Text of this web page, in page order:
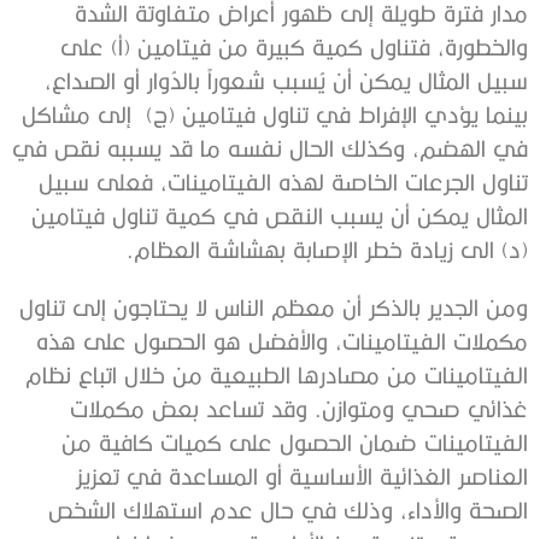
مدار فترة طويلة إلى ظهور أعراض متفاوتة الشدة
والخطورة، فتناول كمية كبيرة من فيتامين (أ) على
سبيل المثال يمكن أن يُسبب شعوراً بالدُوار أو الصداع،
بينما يؤدي الإفراط في تناول فيتامين (ج) إلى مشاكل
في الهضم، وكذلك الحال نفسه ما قد يسببه نقص في
تناول الجرعات الخاصة لهذه الفيتامينات، فعلى سبيل
المثال يمكن أن يسبب النقص في كمية تناول فيتامين
(د) الى زيادة خطر الإصابة بهشاشة العظام.
ومن الجدير بالذكر أن معظم الناس لا يحتاجون إلى تناول
مكملات الفيتامينات، والأفضل هو الحصول على هذه
الفيتامينات من مصادرها الطبيعية من خلال اتباع نظام
غذائي صحي ومتوازن. وقد تساعد بعض مكملات
الفيتامينات ضمان الحصول على كميات كافية من
العناصر الغذائية الأساسية أو المساعدة في تعزيز
الصحة والأداء، وذلك في حال عدم استهلاك الشخص